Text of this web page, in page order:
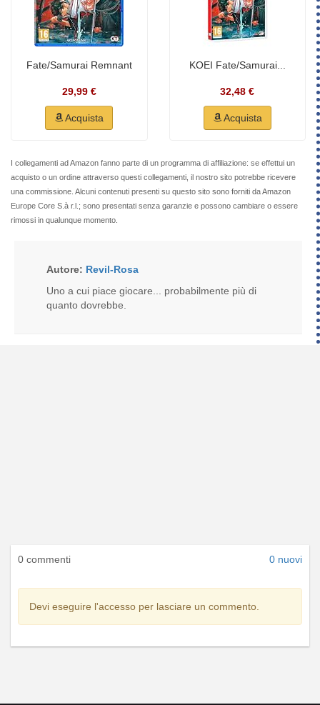
Fate/Samurai Remnant
29,99 €
Acquista
KOEI Fate/Samurai...
32,48 €
Acquista
I collegamenti ad Amazon fanno parte di un programma di affiliazione: se effettui un
acquisto o un ordine attraverso questi collegamenti, il nostro sito potrebbe ricevere
una commissione. Alcuni contenuti presenti su questo sito sono forniti da Amazon
Europe Core S.à r.l.; sono presentati senza garanzie e possono cambiare o essere
rimossi in qualunque momento.
Autore: Revil-Rosa
Uno a cui piace giocare... probabilmente più di
quanto dovrebbe.
0 commenti 0 nuovi
Devi eseguire l'accesso per lasciare un commento.